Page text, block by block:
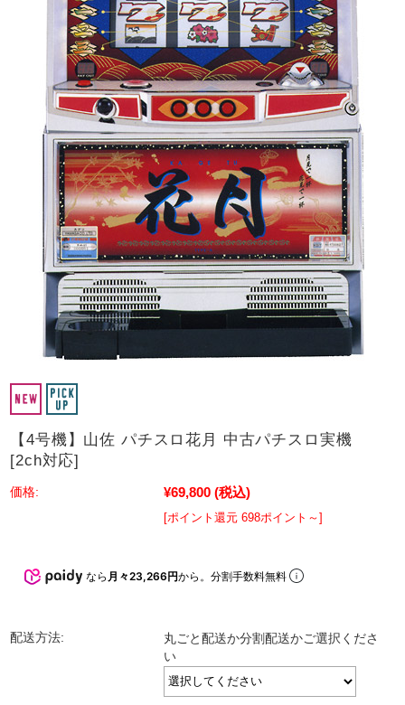
【4号機】山佐 パチスロ花月 中古パチスロ実機
[2ch対応]
価格: ¥69,800 (税込)
[ポイント還元 698ポイント～]
なら 月々23,266円から。分割手数料無料
配送方法:
丸ごと配送か分割配送かご選択くださ
い